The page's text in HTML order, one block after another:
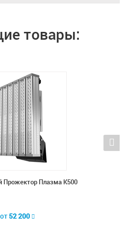
товары:
Прожектор Плазма К500
от 52 200